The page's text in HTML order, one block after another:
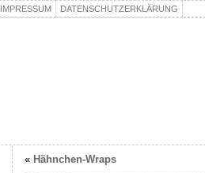
IMPRESSUM DATENSCHUTZERKLÄRUNG
« Hähnchen-Wraps